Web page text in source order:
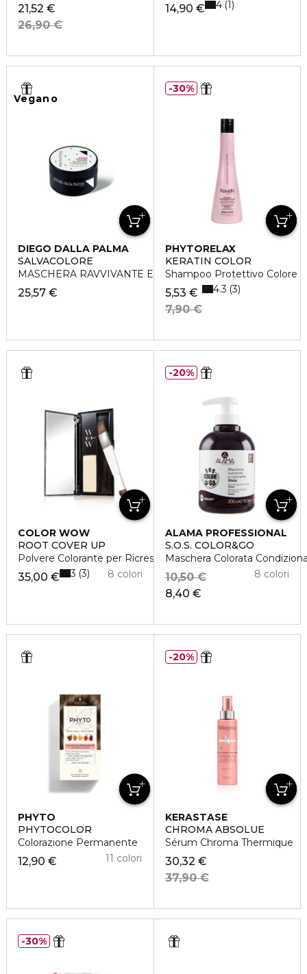
21,52 €
26,90 €
14,90 € 4 1
Vegano
DIEGO DALLA PALMA
SALVACOLORE
MASCHERA RAVVIVANTE E PROTETTIVA
25,57 €
PHYTORELAX
KERATIN COLOR
Shampoo Protettivo Colore
5,53 €
7,90 €
4.3 3
30%
COLOR WOW
ROOT COVER UP
Polvere Colorante per Ricrescita
35,00 € 8 colori
3 3
ALAMA PROFESSIONAL
S.O.S. COLOR&GO
Maschera Colorata
8,40 €
10,50 € 8 colori
20%
PHYTO
PHYTOCOLOR
Colorazione Permanente
12,90 € 11 colori
KERASTASE
CHROMA ABSOLUE
Sérum Chroma Thermique
30,32 €
37,90 €
20%
30%